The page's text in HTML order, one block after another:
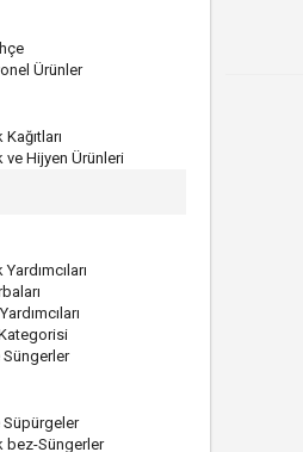
Ürünler
ve Hijyen Ürünleri
Süngerler
Süpürgeler
bez-Süngerler